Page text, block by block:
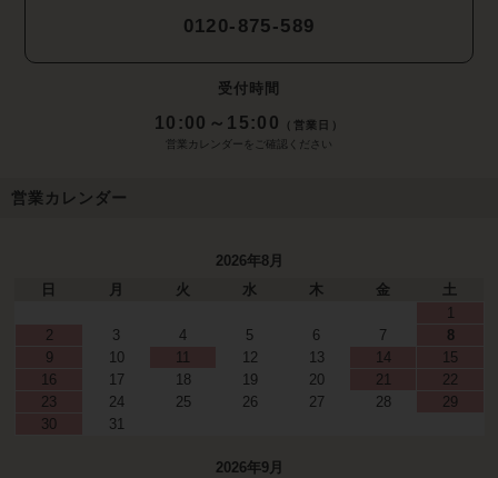
0120-875-589
受付時間
10:00～15:00
（営業日）
営業カレンダーをご確認ください
営業カレンダー
2026年8月
日
月 火 水 木 金
土
1
2
3 4 5 6 7
8
9
10 11 12 13 14
15
16
17 18 19 20 21
22
23
24 25 26 27 28
29
30
31
2026年9月